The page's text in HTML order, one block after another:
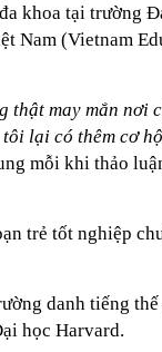
khoa tại trường
Nam (Vietnam
thật may mắn nơi
lại có thêm cơ
mỗi khi thảo
trẻ tốt nghiệp
danh tiếng
học Harvard.